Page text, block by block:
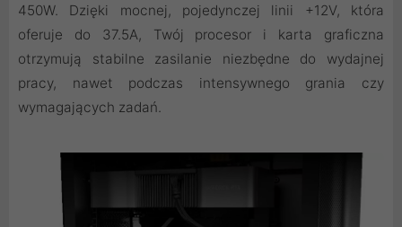
450W. Dzięki mocnej, pojedynczej linii +12V, która
oferuje do 37.5A, Twój procesor i karta graficzna
otrzymują stabilne zasilanie niezbędne do wydajnej
pracy, nawet podczas intensywnego grania czy
wymagających zadań.